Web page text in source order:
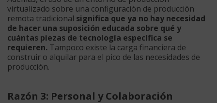
virtualizado sobre una configuración de producción
remota tradicional significa que ya no hay necesidad
de hacer una suposición educada sobre qué y
cuántas piezas de tecnología específica se
requieren. Tampoco existe la carga financiera de
construir o alquilar para el pico de las necesidades de
producción.
Razón 3: Personal y Colaboración